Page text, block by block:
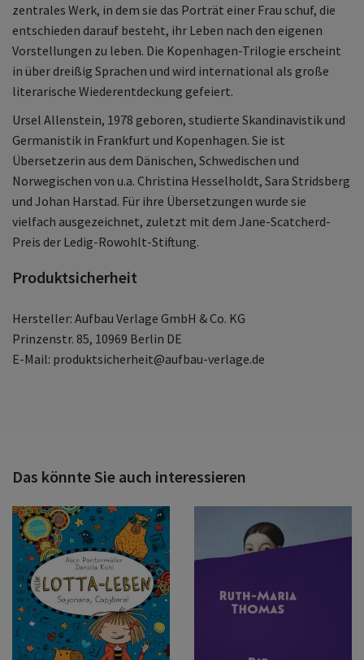
zentrales Werk, in dem sie das Porträt einer Frau schuf, die
entschieden darauf besteht, ihr Leben nach den eigenen
Vorstellungen zu leben. Die Kopenhagen-Trilogie erscheint
in über dreißig Sprachen und wird international als große
literarische Wiederentdeckung gefeiert.
Ursel Allenstein, 1978 geboren, studierte Skandinavistik und
Germanistik in Frankfurt und Kopenhagen. Sie ist
Übersetzerin aus dem Dänischen, Schwedischen und
Norwegischen von u.a. Christina Hesselholdt, Sara Stridsberg
und Johan Harstad. Für ihre Übersetzungen wurde sie
vielfach ausgezeichnet, zuletzt mit dem Jane-Scatcherd-
Preis der Ledig-Rowohlt-Stiftung.
Produktsicherheit
Hersteller: Aufbau Verlage GmbH & Co. KG
Prinzenstr. 85, 10969 Berlin DE
E-Mail: produktsicherheit@aufbau-verlage.de
Das könnte Sie auch interessieren